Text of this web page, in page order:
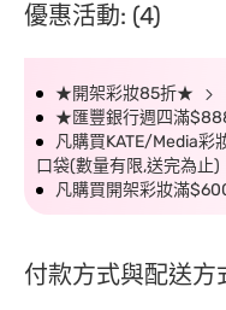
優惠活動: (4)
★開架彩妝85折★
★匯豐銀行週四滿
凡購買KATE/Media彩
口袋(數量有限,送完為止)
凡購買開架彩妝滿
付款方式與配送方